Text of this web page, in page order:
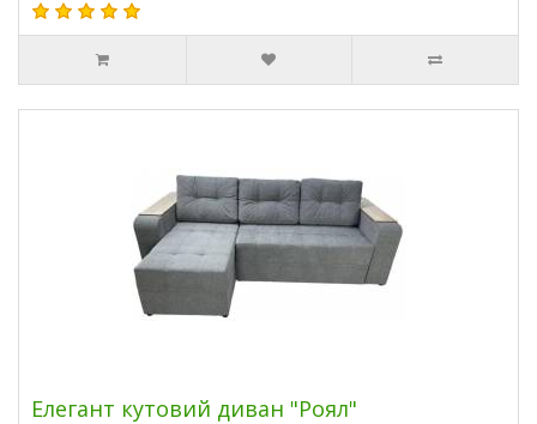
Елегант кутовий диван "Роял"